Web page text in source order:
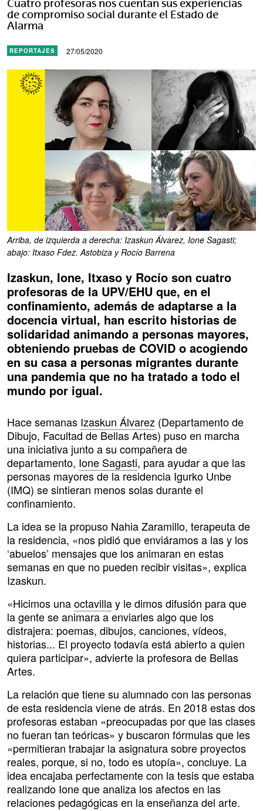
Cuatro profesoras nos cuentan sus experiencias
de compromiso social durante el Estado de
Alarma
REPORTAJES 27/05/2020
Arriba, de izquierda a derecha: Izaskun Álvarez, Ione Sagasti;
abajo: Itxaso Fdez. Astobiza y Rocío Barrena
Izaskun, Ione, Itxaso y Rocío son cuatro
profesoras de la UPV/EHU que, en el
confinamiento, además de adaptarse a la
docencia virtual, han escrito historias de
solidaridad animando a personas mayores,
obteniendo pruebas de COVID o acogiendo
en su casa a personas migrantes durante
una pandemia que no ha tratado a todo el
mundo por igual.
Hace semanas Izaskun Álvarez (Departamento de
Dibujo, Facultad de Bellas Artes) puso en marcha
una iniciativa junto a su compañera de
departamento, Ione Sagasti, para ayudar a que las
personas mayores de la residencia Igurko Unbe
(IMQ) se sintieran menos solas durante el
confinamiento.
La idea se la propuso Nahia Zaramillo, terapeuta de
la residencia, «nos pidió que enviáramos a las y los
‘abuelos’ mensajes que los animaran en estas
semanas en que no pueden recibir visitas», explica
Izaskun.
«Hicimos unaoctavillay le dimos difusión para que
la gente se animara a enviarles algo que los
distrajera: poemas, dibujos, canciones, vídeos,
historias... El proyecto todavía está abierto a quien
quiera participar», advierte la profesora de Bellas
Artes.
La relación que tiene su alumnado con las personas
de esta residencia viene de atrás. En 2018 estas dos
profesoras estaban «preocupadas por que las clases
no fueran tan teóricas» y buscaron fórmulas que les
«permitieran trabajar la asignatura sobre proyectos
reales, porque, si no, todo es utopía», concluye. La
idea encajaba perfectamente con la tesis que estaba
realizando Ione que analiza los afectos en las
relaciones pedagógicas en la enseñanza del arte.